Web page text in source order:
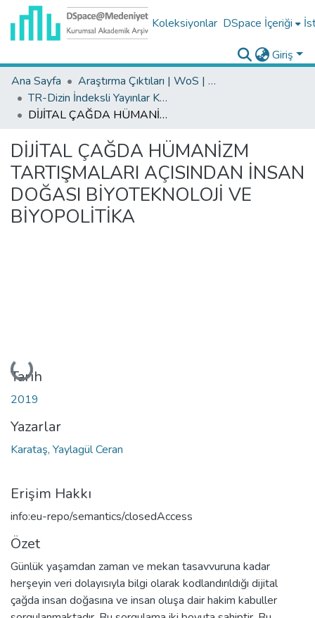
Koleksiyonlar DSpace İçeriği
Giriş
Ana Sayfa
Araştırma Çıktıları | WoS | Scopus | TR-Dizin | PubMed
TR-Dizin İndeksli Yayınlar Koleksiyonu
DİJİTAL ÇAĞDA HÜMANİZM TARTIŞMALARI AÇISINDAN İNSAN DOĞASI BİYOTEKNOLOJİ VE BİYOPOLİTİKA
DİJİTAL ÇAĞDA HÜMANİZM
TARTIŞMALARI AÇISINDAN İNSAN
DOĞASI BİYOTEKNOLOJİ VE
BİYOPOLİTİKA
Yükleniyor...
Tarih
2019
Yazarlar
Karataş, Yaylagül Ceran
Erişim Hakkı
info:eu-repo/semantics/closedAccess
Özet
Günlük yaşamdan zaman ve mekan tasavvuruna kadar
herşeyin veri dolayısıyla bilgi olarak kodlandırıldığı dijital
çağda insan doğasına ve insan oluşa dair hakim kabuller